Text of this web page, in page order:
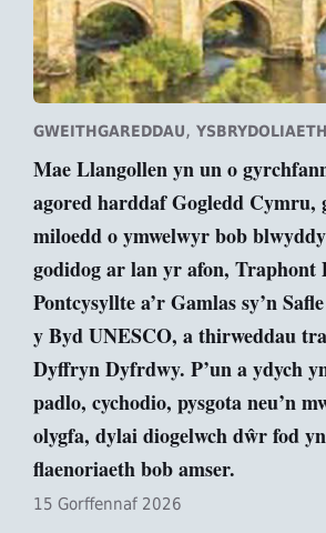
GWEITHGAREDDAU, YSBRYDOLIAETH
Mae Llangollen yn un o
agored harddaf Gogledd Cymru,
miloedd o ymwelwyr bob
godidog ar lan yr afon, Traphont
Pontcysyllte a’r Gamlas sy’n
y Byd UNESCO, a thirweddau
Dyffryn Dyfrdwy. P’un a ydych
padlo, cychodio, pysgota neu’n
olygfa, dylai diogelwch dŵr fod yn
flaenoriaeth bob amser.
15 Gorffennaf 2026